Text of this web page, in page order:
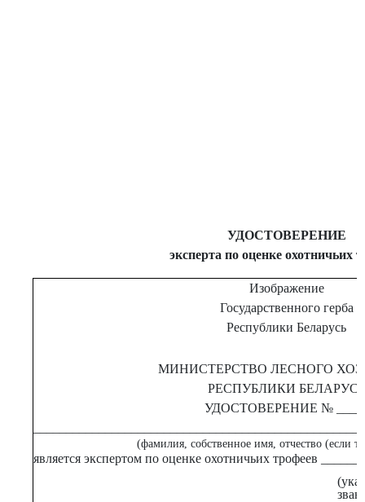
УДОСТОВЕРЕНИЕ
эксперта по оценке охотничьих
Изображение
Государственного герба
Республики Беларусь
МИНИСТЕРСТВО ЛЕСНОГО
РЕСПУБЛИКИ БЕЛАРУСЬ
УДОСТОВЕРЕНИЕ №
(фамилия, собственное имя, отчество (если
является экспертом по оценке охотничьих трофеев